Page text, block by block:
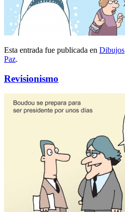
Esta entrada fue publicada en Dibujos
Paz.
Revisionismo